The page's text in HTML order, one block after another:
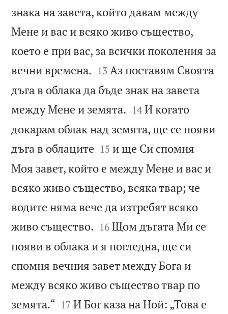
знака на завета, който давам между
Мене и вас и всяко живо същество,
което е при вас, за всички поколения за
вечни времена. 

13 Аз поставям Своята
дъга в облака да бъде знак на завета
между Мене и земята. 

14 И когато
докарам облак над земята, ще се появи
дъга в облаците 

15 и ще Си спомня
Моя завет, който е между Мене и вас и
всяко живо същество, всяка твар; че
водите няма вече да изтребят всяко
живо същество. 

16 Щом дъгата Ми се
появи в облака и я погледна, ще си
спомня вечния завет между Бога и
между всяко живо същество твар по
земята.“ 

17 И Бог каза на Ной: „Това е